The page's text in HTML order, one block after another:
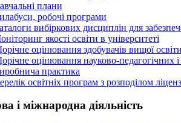
плани
робочі програми
вибіркових дисциплін для
якості освіти в університеті
оцінювання здобувачів вищої освіти
оцінювання науково-педагогічних і
практика
освітніх програм з розподілoм
і міжнародна діяльність